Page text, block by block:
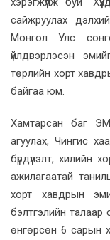
сайжруулах
Монгол Улс
үйлдвэрлэсэн
төрлийн хорт
байгаа юм.
Хамтарсан баг
агуулах, Чингис
бүрдүүлэлт, хилийн
ажилагаатай
хорт хавдрын
бэлтгэлийн талаар
өнгөрсөн 6 сарын